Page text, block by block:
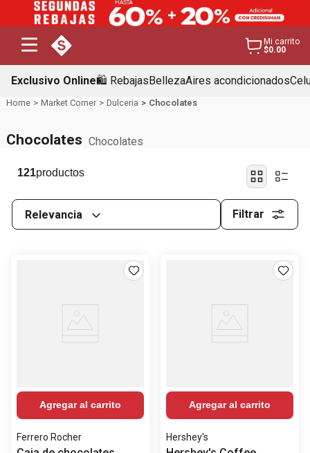
Mi carrito
$0.00
Exclusivo Online🛍️ RebajasBellezaAires acondicionados
Market Corner Dulceria Chocolates
Chocolates Chocolates
121
Relevancia Filtrar
Agregar al carrito
Ferrero Rocher
Agregar al carrito
Hershey's